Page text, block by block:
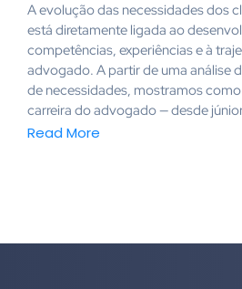
A evolução das necessidades dos
está diretamente ligada ao
competências, experiências e à
advogado. A partir de uma análise
de necessidades, mostramos
carreira do advogado — desde
Read More